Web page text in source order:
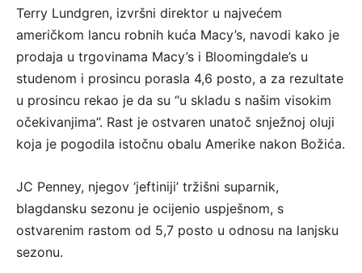
Terry Lundgren, izvršni direktor u najvećem
američkom lancu robnih kuća Macy’s, navodi kako je
prodaja u trgovinama Macy’s i Bloomingdale’s u
studenom i prosincu porasla 4,6 posto, a za rezultate
u prosincu rekao je da su “u skladu s našim visokim
očekivanjima”. Rast je ostvaren unatoč snježnoj oluji
koja je pogodila istočnu obalu Amerike nakon Božića.
JC Penney, njegov ‘jeftiniji’ tržišni suparnik,
blagdansku sezonu je ocijenio uspješnom, s
ostvarenim rastom od 5,7 posto u odnosu na lanjsku
sezonu.